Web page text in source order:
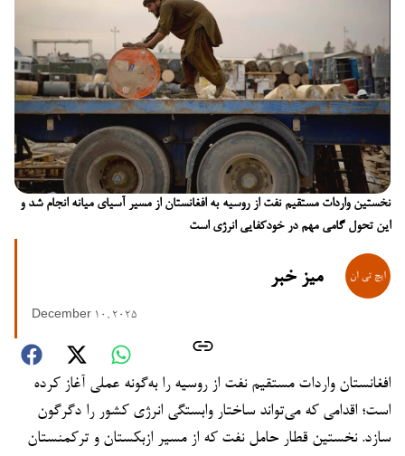
نخستین واردات مستقیم نفت از روسیه به افغانستان از مسیر آسیای میانه انجام شد و
این تحول گامی مهم در خودکفایی انرژی است
میز خبر
December 10, 2025
افغانستان واردات مستقیم نفت از روسیه را به‌گونه عملی آغاز کرده
است؛ اقدامی که می‌تواند ساختار وابستگی انرژی کشور را دگرگون
سازد. نخستین قطار حامل نفت که از مسیر ازبکستان و ترکمنستان